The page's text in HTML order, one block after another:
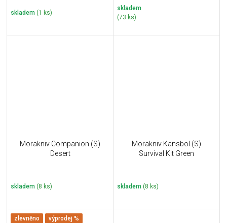
skladem (1 ks)
skladem
(73 ks)
Morakniv Companion (S)
Desert
skladem (8 ks)
Morakniv Kansbol (S)
Survival Kit Green
skladem (8 ks)
zlevněno výprodej %